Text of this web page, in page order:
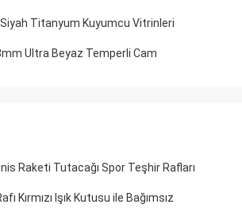
Titanyum Kuyumcu Vitrinleri
Ultra Beyaz Temperli Cam
Raketi Tutacağı Spor Teşhir Rafları
Kırmızı Işık Kutusu ile Bağımsız